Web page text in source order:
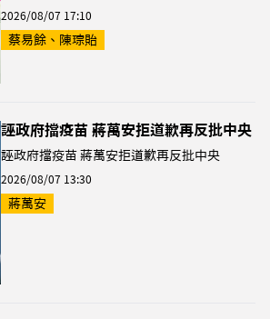
2026/08/07 17:10
蔡易餘、陳琮貽
誣政府擋疫苗 蔣萬安拒道歉再反批中央
誣政府擋疫苗 蔣萬安拒道歉再反批中央
2026/08/07 13:30
蔣萬安